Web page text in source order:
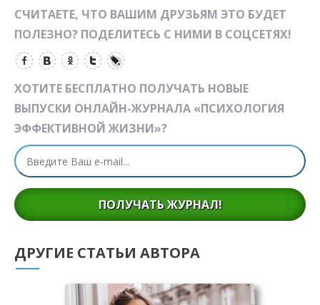
СЧИТАЕТЕ, ЧТО ВАШИМ ДРУЗЬЯМ ЭТО БУДЕТ
ПОЛЕЗНО? ПОДЕЛИТЕСЬ С НИМИ В СОЦСЕТЯХ!
ХОТИТЕ БЕСПЛАТНО ПОЛУЧАТЬ НОВЫЕ
ВЫПУСКИ ОНЛАЙН-ЖУРНАЛА «ПСИХОЛОГИЯ
ЭФФЕКТИВНОЙ ЖИЗНИ»?
ПОЛУЧАТЬ ЖУРНАЛ!
ДРУГИЕ СТАТЬИ АВТОРА